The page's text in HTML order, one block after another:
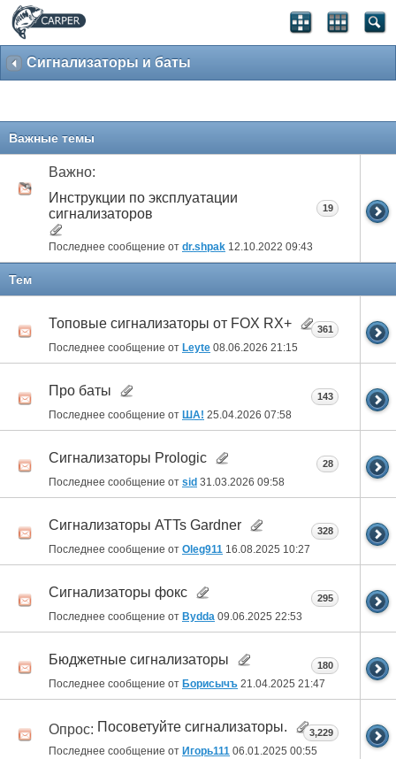
Сигнализаторы и баты
Важные темы
Важно:
Инструкции по эксплуатации
сигнализаторов
Последнее сообщение от dr.shpak 12.10.2022 09:43
19
Тем
Топовые сигнализаторы от FOX RX+
Последнее сообщение от Leyte 08.06.2026 21:15
361
Про баты
Последнее сообщение от ША! 25.04.2026 07:58
143
Сигнализаторы Prologic
Последнее сообщение от sid 31.03.2026 09:58
28
Сигнализаторы ATTs Gardner
Последнее сообщение от Oleg911 16.08.2025 10:27
328
Сигнализаторы фокс
Последнее сообщение от Bydda 09.06.2025 22:53
295
Бюджетные сигнализаторы
Последнее сообщение от Борисычъ 21.04.2025 21:47
180
Опрос: Посоветуйте сигнализаторы.
Последнее сообщение от Игорь111 06.01.2025 00:55
3,229